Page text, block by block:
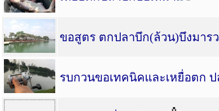
ขอสูตร ตกปลาบึก(ล้วน)บึงมาร
รบกวนขอเทคนิคและเหยื่อตก